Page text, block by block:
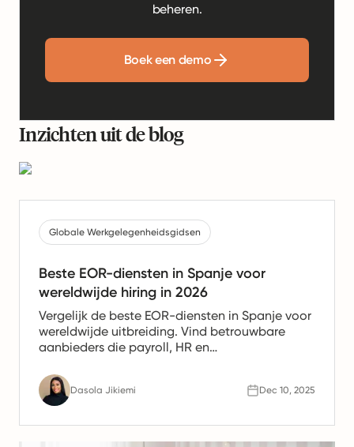
beheren.
Boek een demo
Inzichten uit de blog
Globale Werkgelegenheidsgidsen
Beste EOR-diensten in Spanje voor
wereldwijde hiring in 2026
Vergelijk de beste EOR-diensten in Spanje voor
wereldwijde uitbreiding. Vind betrouwbare
aanbieders die payroll, HR en
teams.
Dasola Jikiemi Dec 10, 2025